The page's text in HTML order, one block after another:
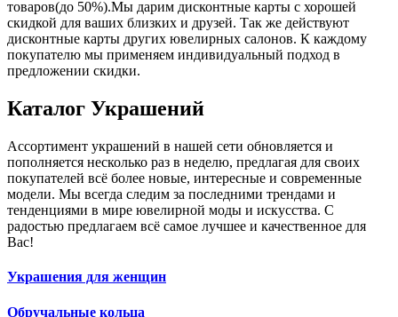
товаров(до 50%).Мы дарим дисконтные карты с хорошей
скидкой для ваших близких и друзей. Так же действуют
дисконтные карты других ювелирных салонов. К каждому
покупателю мы применяем индивидуальный подход в
предложении скидки.
Каталог Украшений
Ассортимент украшений в нашей сети обновляется и
пополняется несколько раз в неделю, предлагая для своих
покупателей всё более новые, интересные и современные
модели. Мы всегда следим за последними трендами и
тенденциями в мире ювелирной моды и искусства. С
радостью предлагаем всё самое лучшее и качественное для
Вас!
Украшения для женщин
Обручальные кольца